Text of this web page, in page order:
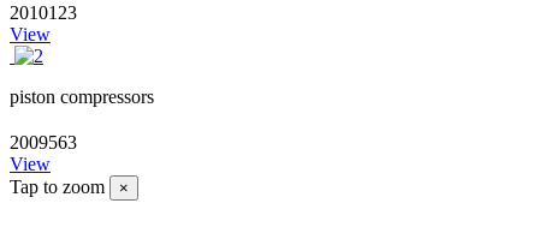
2010123
View
piston compressors
2009563
View
Tap to zoom
×